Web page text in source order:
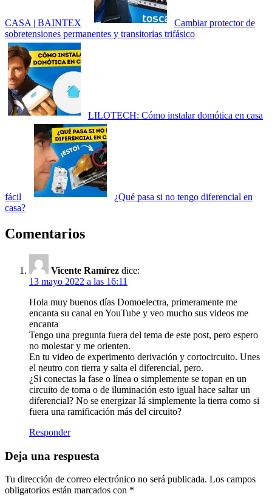
CASA | BAINTEX
Cambiar protector de
sobretensiones permanentes y transitorias trifásico
LILOTECH: Cómo instalar domótica en casa
fácil
¿Qué pasa si no tengo diferencial en
casa?
Comentarios
Vicente Ramírez dice:
13 mayo 2022 a las 16:11
Hola muy buenos días Domoelectra, primeramente me
encanta su canal en YouTube y veo mucho sus videos me
encanta
Tengo una pregunta fuera del tema de este post, pero espero
no molestar y me orienten.
En tu video de experimento derivación y cortocircuito. Unes
el neutro con tierra y salta el diferencial, pero.
¿Si conectas la fase o línea o simplemente se topan en un
circuito de toma o de iluminación esto igual hace saltar un
diferencial? No se energizar Iá simplemente la tierra como si
fuera una ramificación más del circuito?
Responder
Deja una respuesta
Tu dirección de correo electrónico no será publicada. Los campos
obligatorios están marcados con *